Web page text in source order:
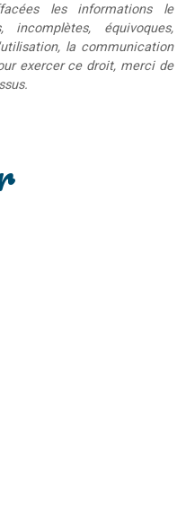
les informations le
équivoques,
la communication
exercer ce droit, merci de